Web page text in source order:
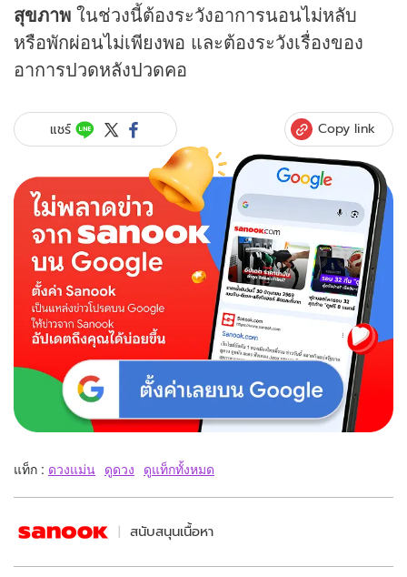
สุขภาพ ในช่วงนี้ต้องระวังอาการนอนไม่หลับ
หรือพักผ่อนไม่เพียงพอ และต้องระวังเรื่องของ
อาการปวดหลังปวดคอ
แชร์ Copy link
แท็ก : ดวงแม่น ดูดวง ดูแท็กทั้งหมด
สนับสนุนเนื้อหา